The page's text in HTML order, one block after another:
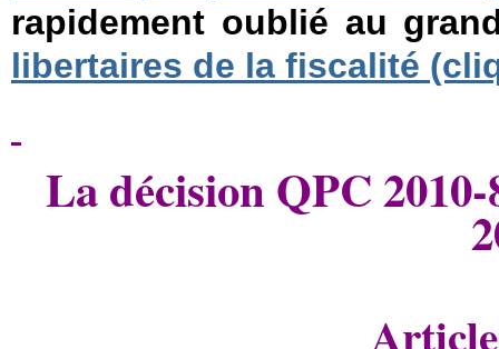
rapidement oublié au
libertaires de la fiscalité
La décision QPC